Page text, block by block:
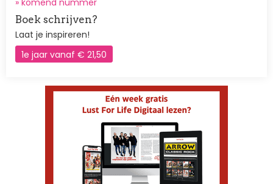
» komend nummer
Boek schrijven?
Laat je inspireren!
1e jaar vanaf € 21,50